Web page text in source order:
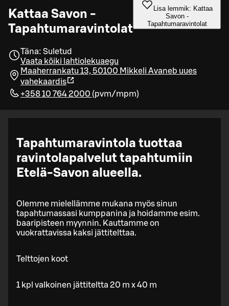
Kattaa Savon -
Tapahtumaravintolat
Lisa lemmik: Kattaa
Savon -
Tapahtumaravintolat
Täna: Suletud
Vaata kõiki lahtiolekuaegu
Maaherrankatu 13, 50100 Mikkeli Avaneb uues
vahekaardis
+358 10 764 2000 (pvm/mpm)
Tapahtumaravintola tuottaa
ravintolapalvelut tapahtumiin
Etelä-Savon alueella.
Olemme mielellämme mukana myös sinun
tapahtumassasi kumppanina ja hoidamme esim.
baaripisteen myynnin. Kauttamme on
vuokrattavissa kaksi jättitelttaa.
Telttojen koot
1 kpl valkoinen jättiteltta 20 m x 40 m